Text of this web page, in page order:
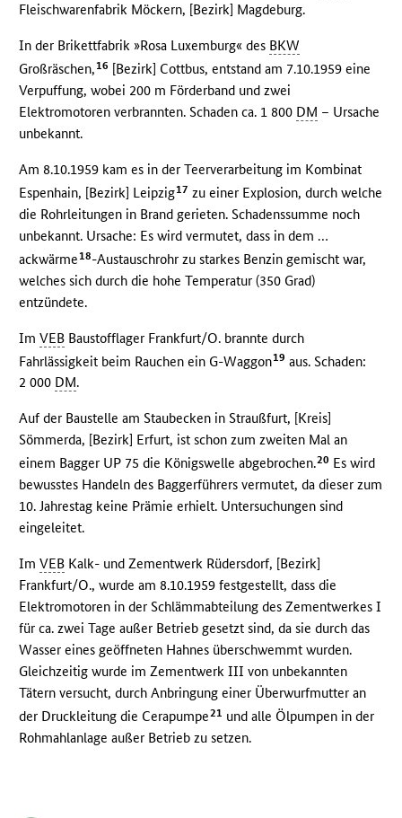
Fleischwarenfabrik Möckern, [Bezirk] Magdeburg.
In der Brikettfabrik »Rosa Luxemburg« des BKW
Großräschen,16 [Bezirk] Cottbus, entstand am 7.10.1959 eine
Verpuffung, wobei 200 m Förderband und zwei
Elektromotoren verbrannten. Schaden ca. 1 800 DM – Ursache
unbekannt.
Am 8.10.1959 kam es in der Teerverarbeitung im Kombinat
Espenhain, [Bezirk] Leipzig17 zu einer Explosion, durch welche
die Rohrleitungen in Brand gerieten. Schadenssumme noch
unbekannt. Ursache: Es wird vermutet, dass in dem …
ackwärme18-Austauschrohr zu starkes Benzin gemischt war,
welches sich durch die hohe Temperatur (350 Grad)
entzündete.
ImVEB Baustofflager Frankfurt/O. brannte durch
Fahrlässigkeit beim Rauchen ein G-Waggon19 aus. Schaden:
2 000 DM.
Auf der Baustelle am Staubecken in Straußfurt, [Kreis]
Sömmerda, [Bezirk] Erfurt, ist schon zum zweiten Mal an
einem Bagger UP 75 die Königswelle abgebrochen.20 Es wird
bewusstes Handeln des Baggerführers vermutet, da dieser zum
10. Jahrestag keine Prämie erhielt. Untersuchungen sind
eingeleitet.
ImVEB Kalk- und Zementwerk Rüdersdorf, [Bezirk]
Frankfurt/O., wurde am 8.10.1959 festgestellt, dass die
Elektromotoren in der Schlämmabteilung des Zementwerkes I
für ca. zwei Tage außer Betrieb gesetzt sind, da sie durch das
Wasser eines geöffneten Hahnes überschwemmt wurden.
Gleichzeitig wurde im Zementwerk III von unbekannten
Tätern versucht, durch Anbringung einer Überwurfmutter an
der Druckleitung die Cerapumpe21 und alle Ölpumpen in der
Rohmahlanlage außer Betrieb zu setzen.